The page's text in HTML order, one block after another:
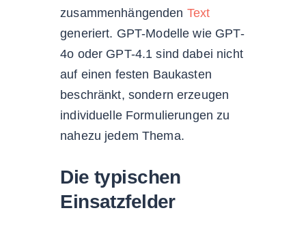
zusammenhängenden Text
generiert. GPT-Modelle wie GPT-
4o oder GPT-4.1 sind dabei nicht
auf einen festen Baukasten
beschränkt, sondern erzeugen
individuelle Formulierungen zu
nahezu jedem Thema.
Die typischen
Einsatzfelder